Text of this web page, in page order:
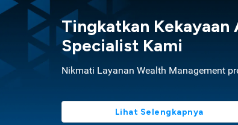
Tingkatkan Kekayaan
Specialist Kami
Nikmati Layanan Wealth Management
Lihat Selengkapnya